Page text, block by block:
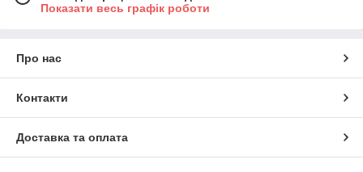
Показати весь графік роботи
Про нас
Контакти
Доставка та оплата